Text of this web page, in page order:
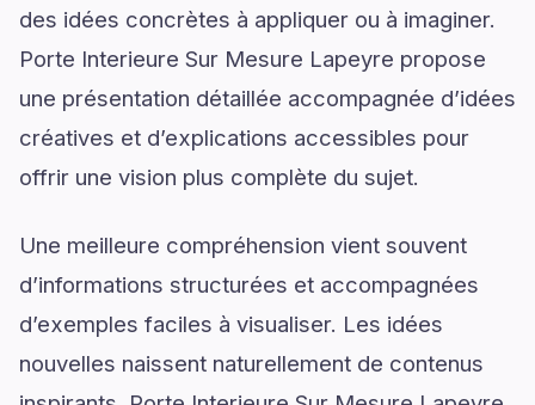
des idées concrètes à appliquer ou à imaginer.
Porte Interieure Sur Mesure Lapeyre propose
une présentation détaillée accompagnée d’idées
créatives et d’explications accessibles pour
offrir une vision plus complète du sujet.
Une meilleure compréhension vient souvent
d’informations structurées et accompagnées
d’exemples faciles à visualiser. Les idées
nouvelles naissent naturellement de contenus